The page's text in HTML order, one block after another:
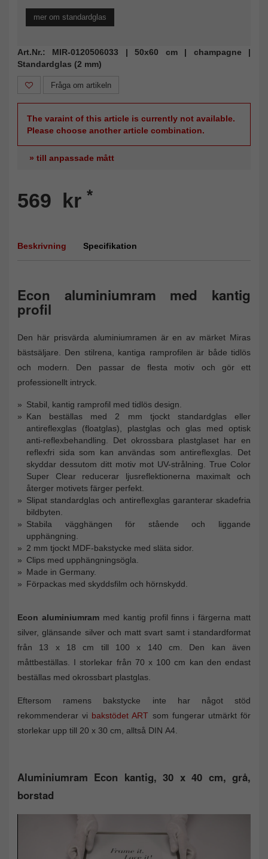
mer om standardglas
Art.Nr.: MIR-0120506033 | 50x60 cm | champagne |
Standardglas (2 mm)
Fråga om artikeln
The varaint of this article is currently not available.
Please choose another article combination.
» till anpassade mått
569 kr *
Beskrivning Specifikation
Econ aluminiumram med kantig
profil
Den här prisvärda aluminiumramen är en av märket Miras
bästsäljare. Den stilrena, kantiga ramprofilen är både tidlös
och modern. Den passar de flesta motiv och gör ett
professionellt intryck.
Stabil, kantig ramprofil med tidlös design.
Kan beställas med 2 mm tjockt standardglas eller
antireflexglas (floatglas), plastglas och glas med optisk
anti-reflexbehandling. Det okrossbara plastglaset har en
reflexfri sida som kan användas som antireflexglas. Det
skyddar dessutom ditt motiv mot UV-strålning. True Color
Super Clear reducerar ljusreflektionerna maximalt och
återger motivets färger perfekt.
Slipat standardglas och antireflexglas garanterar skadefria
bildbyten.
Stabila vägghängen för stående och liggande
upphängning.
2 mm tjockt MDF-bakstycke med släta sidor.
Clips med upphängningsögla.
Made in Germany.
Förpackas med skyddsfilm och hörnskydd.
Econ aluminiumrammed kantig profil finns i färgerna matt
silver, glänsande silver och matt svart samt i standardformat
från 13 x 18 cm till 100 x 140 cm. Den kan även
måttbeställas. I storlekar från 70 x 100 cm kan den endast
beställas med okrossbart plastglas.
Eftersom ramens bakstycke inte har något stöd
rekommenderar vi bakstödet ART som fungerar utmärkt för
storlekar upp till 20 x 30 cm, alltså DIN A4.
Aluminiumram Econ kantig, 30 x 40 cm, grå,
borstad